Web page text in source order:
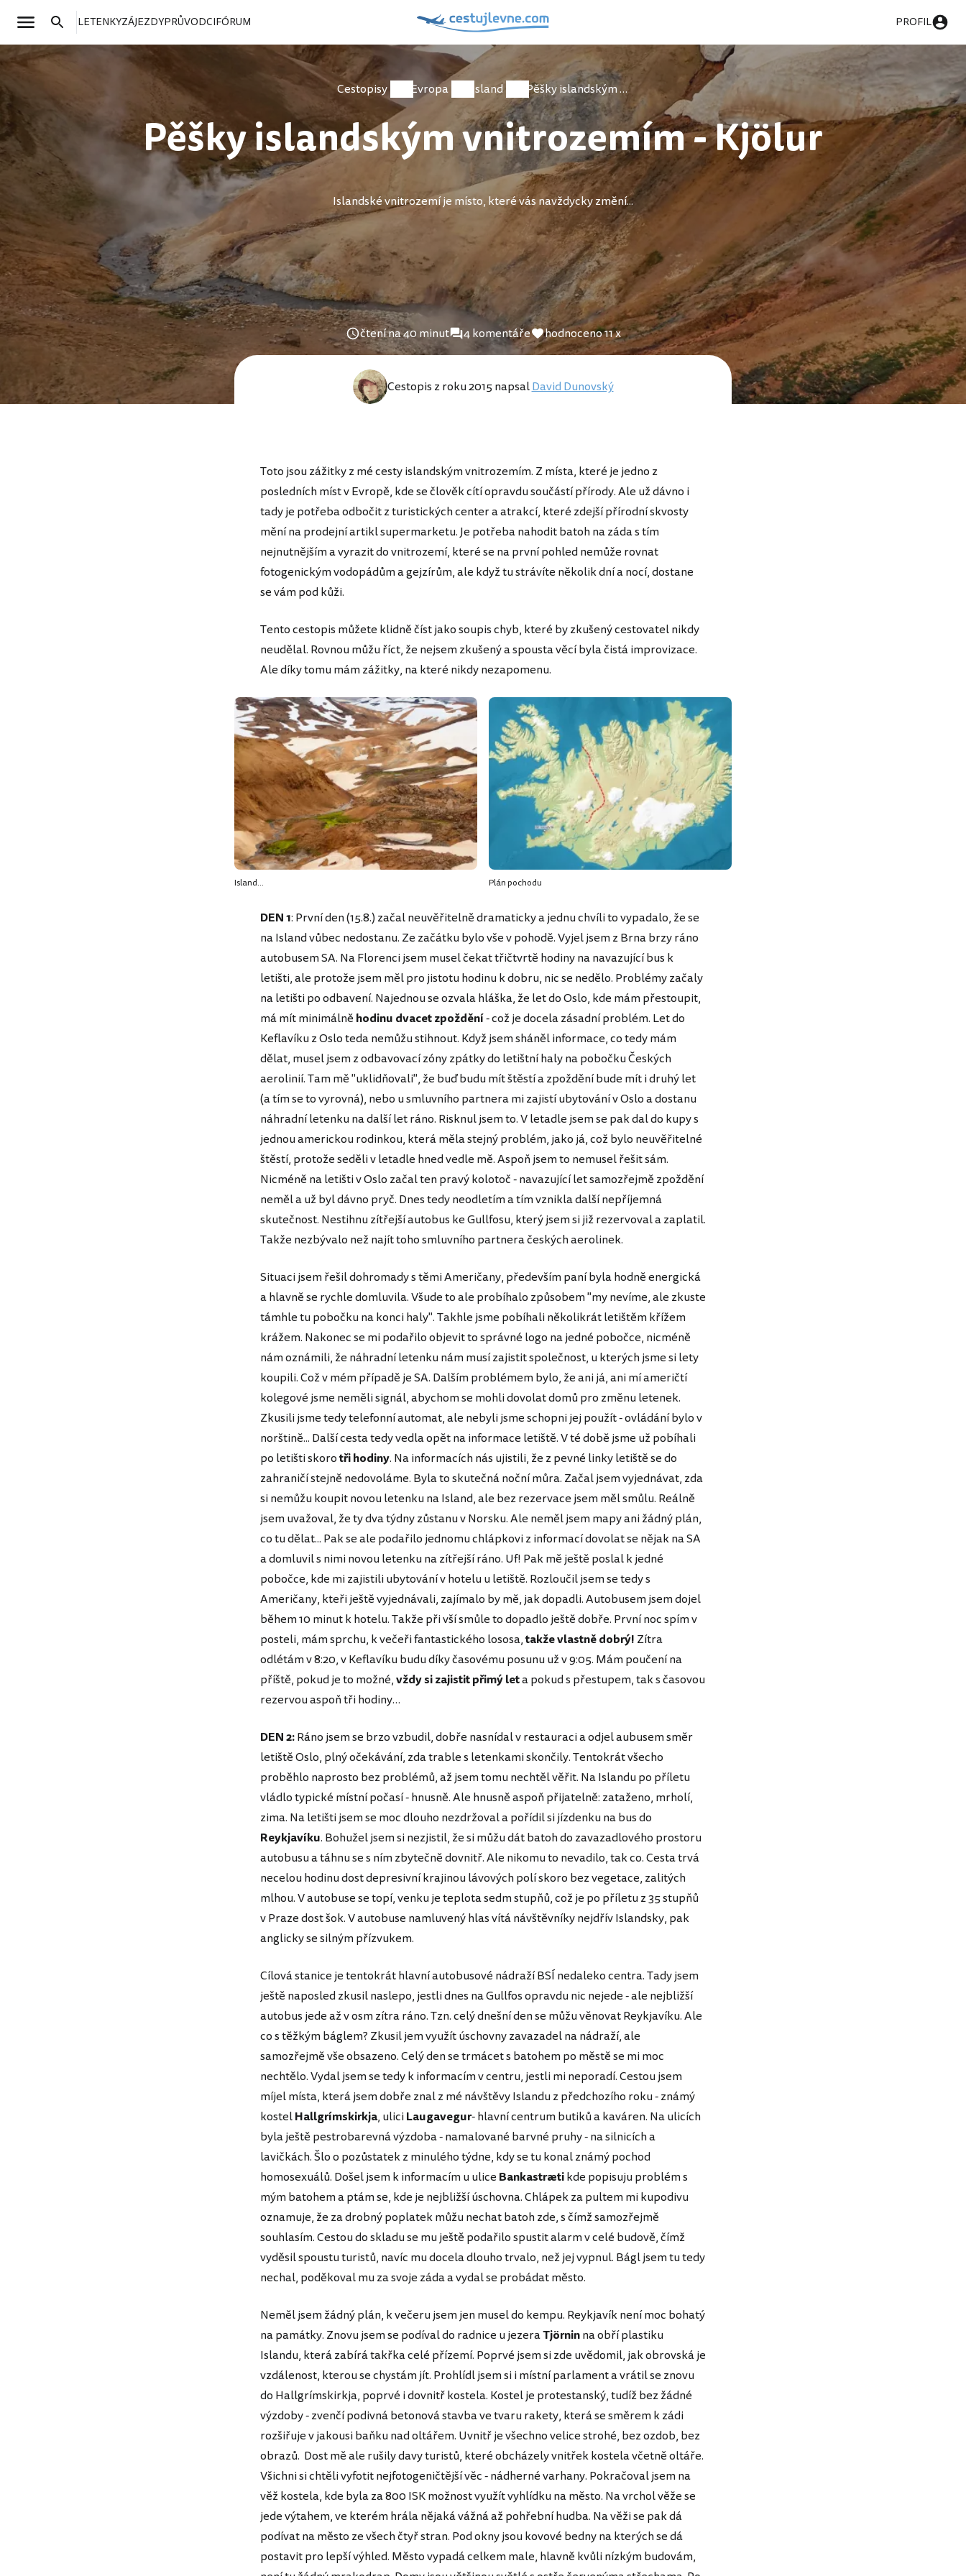
LETENKYZÁJEZDYPRŮVODCIFÓRUM PROFIL
Cestopisy Evropa Island Pěšky islandským vnitrozemím - Kjölur
Pěšky islandským vnitrozemím - Kjölur
Islandské vnitrozemí je místo, které vás navždycky změní...
čtení na 40 minut 4 komentáře hodnoceno 11 x
Cestopis z roku 2015 napsalDavid Dunovský
Toto jsou zážitky z mé cesty islandským vnitrozemím. Z místa, které je jedno z
posledních míst v Evropě, kde se člověk cítí opravdu součástí přírody. Ale už dávno i
tady je potřeba odbočit z turistických center a atrakcí, které zdejší přírodní skvosty
mění na prodejní artikl supermarketu. Je potřeba nahodit batoh na záda s tím
nejnutnějším a vyrazit do vnitrozemí, které se na první pohled nemůže rovnat
fotogenickým vodopádům a gejzírům, ale když tu strávíte několik dní a nocí, dostane
se vám pod kůži.
Tento cestopis můžete klidně číst jako soupis chyb, které by zkušený cestovatel nikdy
neudělal. Rovnou můžu říct, že nejsem zkušený a spousta věcí byla čistá improvizace.
Ale díky tomu mám zážitky, na které nikdy nezapomenu.
Island... Plán pochodu
DEN 1: První den (15.8.) začal neuvěřitelně dramaticky a jednu chvíli to vypadalo, že se
na Island vůbec nedostanu. Ze začátku bylo vše v pohodě. Vyjel jsem z Brna brzy ráno
autobusem SA. Na Florenci jsem musel čekat třičtvrtě hodiny na navazující bus k
letišti, ale protože jsem měl pro jistotu hodinu k dobru, nic se nedělo. Problémy začaly
na letišti po odbavení. Najednou se ozvala hláška, že let do Oslo, kde mám přestoupit,
má mít minimálně hodinu dvacet zpoždění- což je docela zásadní problém. Let do
Keflavíku z Oslo teda nemůžu stihnout. Když jsem sháněl informace, co tedy mám
dělat, musel jsem z odbavovací zóny zpátky do letištní haly na pobočku Českých
aerolinií. Tam mě "uklidňovali", že buď budu mít štěstí a zpoždění bude mít i druhý let
(a tím se to vyrovná), nebo u smluvního partnera mi zajistí ubytování v Oslo a dostanu
náhradní letenku na další let ráno. Risknul jsem to. V letadle jsem se pak dal do kupy s
jednou americkou rodinkou, která měla stejný problém, jako já, což bylo neuvěřitelné
štěstí, protože seděli v letadle hned vedle mě. Aspoň jsem to nemusel řešit sám.
Nicméně na letišti v Oslo začal ten pravý kolotoč - navazující let samozřejmě zpoždění
neměl a už byl dávno pryč. Dnes tedy neodletím a tím vznikla další nepříjemná
skutečnost. Nestihnu zítřejší autobus ke Gullfosu, který jsem si již rezervoval a zaplatil.
Takže nezbývalo než najít toho smluvního partnera českých aerolinek.
Situaci jsem řešil dohromady s těmi Američany, především paní byla hodně energická
a hlavně se rychle domluvila. Všude to ale probíhalo způsobem "my nevíme, ale zkuste
támhle tu pobočku na konci haly". Takhle jsme pobíhali několikrát letištěm křížem
krážem. Nakonec se mi podařilo objevit to správné logo na jedné pobočce, nicméně
nám oznámili, že náhradní letenku nám musí zajistit společnost, u kterých jsme si lety
koupili. Což v mém případě je SA. Dalším problémem bylo, že ani já, ani mí američtí
kolegové jsme neměli signál, abychom se mohli dovolat domů pro změnu letenek.
Zkusili jsme tedy telefonní automat, ale nebyli jsme schopni jej použít - ovládání bylo v
norštině... Další cesta tedy vedla opět na informace letiště. V té době jsme už pobíhali
po letišti skorotři hodiny. Na informacích nás ujistili, že z pevné linky letiště se do
zahraničí stejně nedovoláme. Byla to skutečná noční můra. Začal jsem vyjednávat, zda
si nemůžu koupit novou letenku na Island, ale bez rezervace jsem měl smůlu. Reálně
jsem uvažoval, že ty dva týdny zůstanu v Norsku. Ale neměl jsem mapy ani žádný plán,
co tu dělat... Pak se ale podařilo jednomu chlápkovi z informací dovolat se nějak na SA
a domluvil s nimi novou letenku na zítřejší ráno. Uf! Pak mě ještě poslal k jedné
pobočce, kde mi zajistili ubytování v hotelu u letiště. Rozloučil jsem se tedy s
Američany, kteři ještě vyjednávali, zajímalo by mě, jak dopadli. Autobusem jsem dojel
během 10 minut k hotelu. Takže při vší smůle to dopadlo ještě dobře. První noc spím v
posteli, mám sprchu, k večeři fantastického lososa,takže vlastně dobrý! Zítra
odlétám v 8:20, v Keflavíku budu díky časovému posunu už v 9:05. Mám poučení na
příště, pokud je to možné,vždy si zajistit přimý leta pokud s přestupem, tak s časovou
rezervou aspoň tři hodiny…
DEN 2:Ráno jsem se brzo vzbudil, dobře nasnídal v restauraci a odjel aubusem směr
letiště Oslo, plný očekávání, zda trable s letenkami skončily. Tentokrát všecho
proběhlo naprosto bez problémů, až jsem tomu nechtěl věřit. Na Islandu po příletu
vládlo typické místní počasí - hnusně. Ale hnusně aspoň přijatelně: zataženo, mrholí,
zima. Na letišti jsem se moc dlouho nezdržoval a pořídil si jízdenku na bus do
Reykjavíku. Bohužel jsem si nezjistil, že si můžu dát batoh do zavazadlového prostoru
autobusu a táhnu se s ním zbytečně dovnitř. Ale nikomu to nevadilo, tak co. Cesta trvá
necelou hodinu dost depresivní krajinou lávových polí skoro bez vegetace, zalitých
mlhou. V autobuse se topí, venku je teplota sedm stupňů, což je po příletu z 35 stupňů
v Praze dost šok. V autobuse namluvený hlas vítá návštěvníky nejdřív Islandsky, pak
anglicky se silným přízvukem.
Cílová stanice je tentokrát hlavní autobusové nádraží BSÍ nedaleko centra. Tady jsem
ještě naposled zkusil naslepo, jestli dnes na Gullfos opravdu nic nejede - ale nejbližší
autobus jede až v osm zítra ráno. Tzn. celý dnešní den se můžu věnovat Reykjavíku. Ale
co s těžkým báglem? Zkusil jem využít úschovny zavazadel na nádraží, ale
samozřejmě vše obsazeno. Celý den se trmácet s batohem po městě se mi moc
nechtělo. Vydal jsem se tedy k informacím v centru, jestli mi neporadí. Cestou jsem
míjel místa, která jsem dobře znal z mé návštěvy Islandu z předchozího roku - známý
kostelHallgrímskirkja, uliciLaugavegur- hlavní centrum butiků a kaváren. Na ulicích
byla ještě pestrobarevná výzdoba - namalované barvné pruhy - na silnicích a
lavičkách. Šlo o pozůstatek z minulého týdne, kdy se tu konal známý pochod
homosexuálů. Došel jsem k informacím u ulice Bankastrætikde popisuju problém s
mým batohem a ptám se, kde je nejbližší úschovna. Chlápek za pultem mi kupodivu
oznamuje, že za drobný poplatek můžu nechat batoh zde, s čímž samozřejmě
souhlasím. Cestou do skladu se mu ještě podařilo spustit alarm v celé budově, čímž
vyděsil spoustu turistů, navíc mu docela dlouho trvalo, než jej vypnul. Bágl jsem tu tedy
nechal, poděkoval mu za svoje záda a vydal se probádat město.
Neměl jsem žádný plán, k večeru jsem jen musel do kempu. Reykjavík není moc bohatý
na památky. Znovu jsem se podíval do radnice u jezeraTjörninna obří plastiku
Islandu, která zabírá takřka celé přízemí. Poprvé jsem si zde uvědomil, jak obrovská je
vzdálenost, kterou se chystám jít. Prohlídl jsem si i místní parlament a vrátil se znovu
do Hallgrímskirkja, poprvé i dovnitř kostela. Kostel je protestanský, tudíž bez žádné
výzdoby - zvenčí podivná betonová stavba ve tvaru rakety, která se směrem k zádi
rozšiřuje v jakousi baňku nad oltářem. Uvnitř je všechno velice strohé, bez ozdob, bez
obrazů. Dost mě ale rušily davy turistů, které obcházely vnitřek kostela včetně oltáře.
Všichni si chtěli vyfotit nejfotogeničtější věc - nádherné varhany. Pokračoval jsem na
věž kostela, kde byla za 800 ISK možnost využít vyhlídku na město. Na vrchol věže se
jede výtahem, ve kterém hrála nějaká vážná až pohřební hudba. Na věži se pak dá
podívat na město ze všech čtyř stran. Pod okny jsou kovové bedny na kterých se dá
postavit pro lepší výhled. Město vypadá celkem male, hlavně kvůli nízkým budovám,